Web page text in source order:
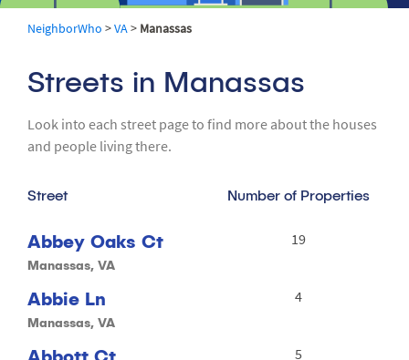
NeighborWho >VA > Manassas
Streets in Manassas
Look into each street page to find more about the houses
and people living there.
Street Number of Properties
Abbey Oaks Ct
Manassas, VA
19
Abbie Ln
Manassas, VA
4
Abbott Ct 5